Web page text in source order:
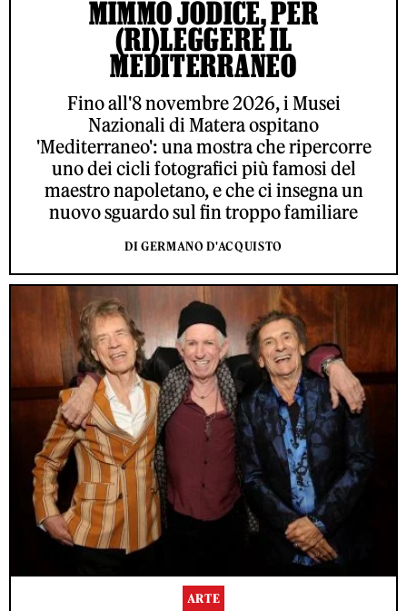
MIMMO JODICE, PER
(RI)LEGGERE IL
MEDITERRANEO
Fino all'8 novembre 2026, i Musei
Nazionali di Matera ospitano
'Mediterraneo': una mostra che ripercorre
uno dei cicli fotografici più famosi del
maestro napoletano, e che ci insegna un
nuovo sguardo sul fin troppo familiare
DI GERMANO D'ACQUISTO
ARTE